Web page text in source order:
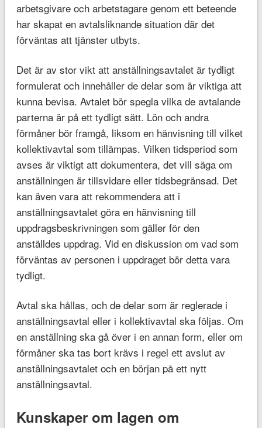
arbetsgivare och arbetstagare genom ett beteende
har skapat en avtalsliknande situation där det
förväntas att tjänster utbyts.
Det är av stor vikt att anställningsavtalet är tydligt
formulerat och innehåller de delar som är viktiga att
kunna bevisa. Avtalet bör spegla vilka de avtalande
parterna är på ett tydligt sätt. Lön och andra
förmåner bör framgå, liksom en hänvisning till vilket
kollektivavtal som tillämpas. Vilken tidsperiod som
avses är viktigt att dokumentera, det vill säga om
anställningen är tillsvidare eller tidsbegränsad. Det
kan även vara att rekommendera att i
anställningsavtalet göra en hänvisning till
uppdragsbeskrivningen som gäller för den
anställdes uppdrag. Vid en diskussion om vad som
förväntas av personen i uppdraget bör detta vara
tydligt.
Avtal ska hållas, och de delar som är reglerade i
anställningsavtal eller i kollektivavtal ska följas. Om
en anställning ska gå över i en annan form, eller om
förmåner ska tas bort krävs i regel ett avslut av
anställningsavtalet och en början på ett nytt
anställningsavtal.
Kunskaper om lagen om